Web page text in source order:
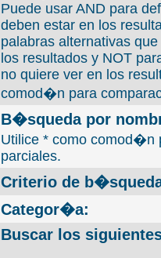
Puede usar AND para
deben estar en los
palabras alternativas
los resultados y NOT
no quiere ver en los
comod�n para
B�squeda por
Utilice * como comod�n
parciales.
Criterio de
Categor�a:
Buscar los